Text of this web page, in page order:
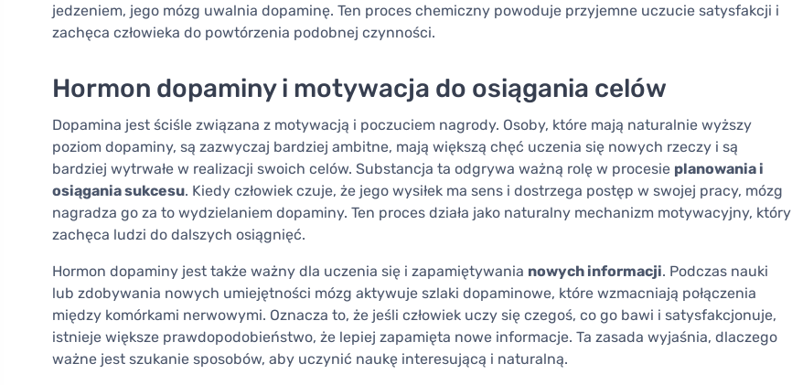
jedzeniem, jego mózg uwalnia dopaminę. Ten proces chemiczny powoduje przyjemne uczucie satysfakcji i
zachęca człowieka do powtórzenia podobnej czynności.
Hormon dopaminy i motywacja do osiągania celów
Dopamina jest ściśle związana z motywacją i poczuciem nagrody. Osoby, które mają naturalnie wyższy
poziom dopaminy, są zazwyczaj bardziej ambitne, mają większą chęć uczenia się nowych rzeczy i są
bardziej wytrwałe w realizacji swoich celów. Substancja ta odgrywa ważną rolę w procesie planowania i
osiągania sukcesu. Kiedy człowiek czuje, że jego wysiłek ma sens i dostrzega postęp w swojej pracy, mózg
nagradza go za to wydzielaniem dopaminy. Ten proces działa jako naturalny mechanizm motywacyjny, który
zachęca ludzi do dalszych osiągnięć.
Hormon dopaminy jest także ważny dla uczenia się i zapamiętywania nowych informacji. Podczas nauki
lub zdobywania nowych umiejętności mózg aktywuje szlaki dopaminowe, które wzmacniają połączenia
między komórkami nerwowymi. Oznacza to, że jeśli człowiek uczy się czegoś, co go bawi i satysfakcjonuje,
istnieje większe prawdopodobieństwo, że lepiej zapamięta nowe informacje. Ta zasada wyjaśnia, dlaczego
ważne jest szukanie sposobów, aby uczynić naukę interesującą i naturalną.